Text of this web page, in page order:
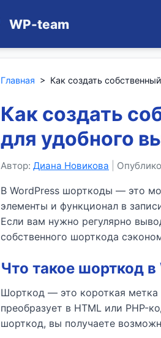
WP-team
Главная > Как создать
Как создать
для удобного
Автор: Диана Новикова
В WordPress шорткоды — это
элементы и функционал в
Если вам нужно регулярно
собственного шорткода
Что такое шорткод в
Шорткод — это короткая метка
преобразует в HTML или PHP-
шорткод, вы получаете